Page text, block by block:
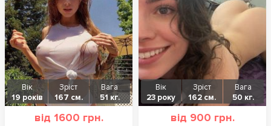
Вік
19 років
Зріст
167 см.
Вага
51 кг.
від 1600 грн.
Вік
23 року
Зріст
162 см.
Вага
50 кг.
від 900 грн.